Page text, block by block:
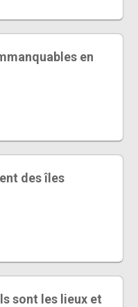
en
des îles
sont les lieux et